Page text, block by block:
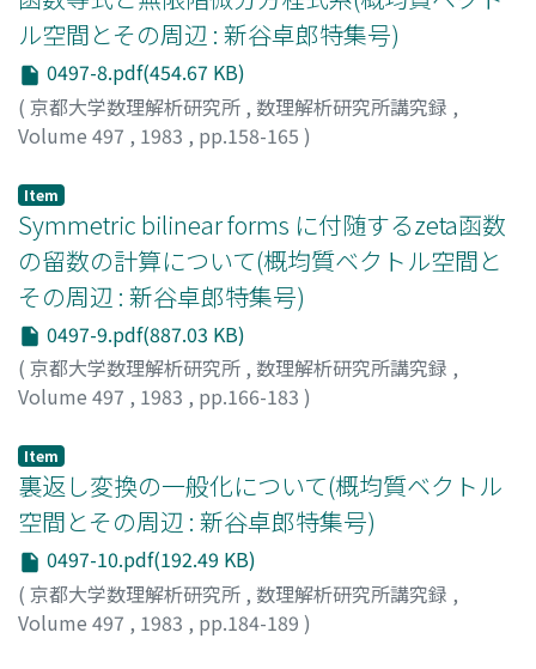
ル空間とその周辺 : 新谷卓郎特集号)
0497-8.pdf(454.67 KB)
( 京都大学数理解析研究所 , 数理解析研究所講究録 ,
Volume 497 , 1983 , pp.158-165 )
Item
Symmetric bilinear forms に付随するzeta函数
の留数の計算について(概均質ベクトル空間と
その周辺 : 新谷卓郎特集号)
0497-9.pdf(887.03 KB)
( 京都大学数理解析研究所 , 数理解析研究所講究録 ,
Volume 497 , 1983 , pp.166-183 )
Item
裏返し変換の一般化について(概均質ベクトル
空間とその周辺 : 新谷卓郎特集号)
0497-10.pdf(192.49 KB)
( 京都大学数理解析研究所 , 数理解析研究所講究録 ,
Volume 497 , 1983 , pp.184-189 )